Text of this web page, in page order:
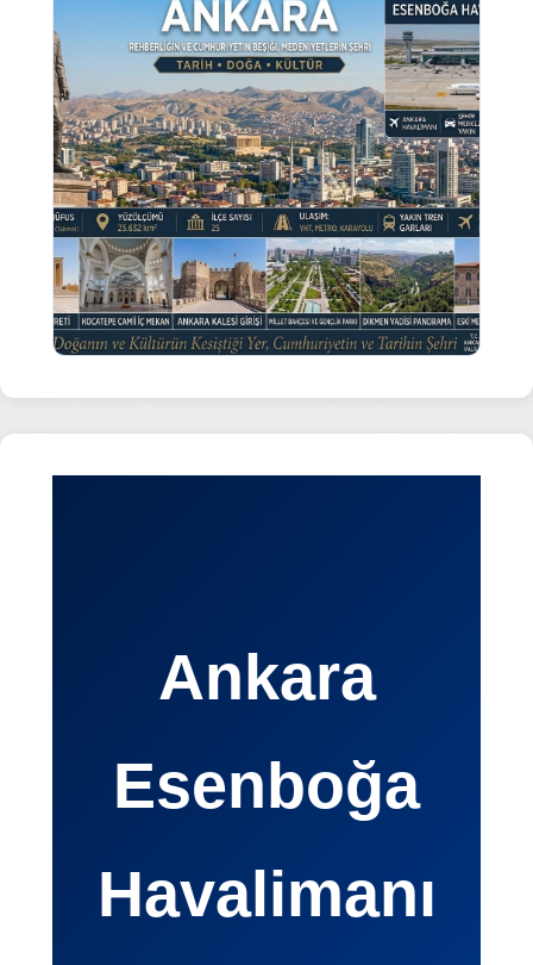
Ankara
Esenboğa
Havalimanı